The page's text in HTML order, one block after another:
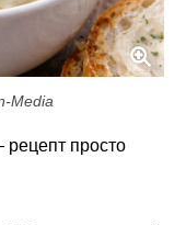
Media
рецепт просто